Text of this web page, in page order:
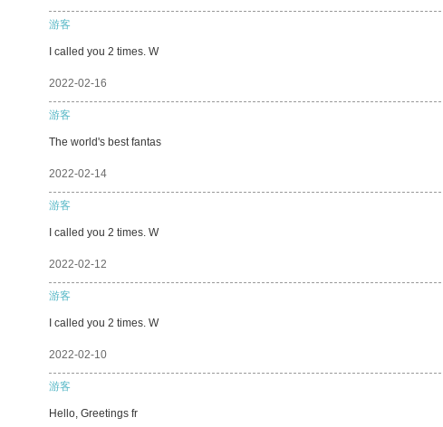
游客
I called you 2 times. W
2022-02-16
游客
The world's best fantas
2022-02-14
游客
I called you 2 times. W
2022-02-12
游客
I called you 2 times. W
2022-02-10
游客
Hello, Greetings fr